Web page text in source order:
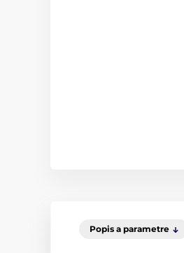
Popis a parametre